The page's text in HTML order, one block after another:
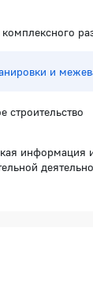
и
строительство
информация